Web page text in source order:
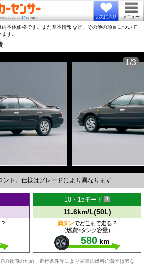
お気に入り メニュー
本体価格です。また基本情報など、その他の項目について
す。
ト。仕様はグレードにより異なります
1/3
10・15モード
11.6km/L(50L)
満タンでどこまで走る？
（燃費×タンク容量）
580 km
の数値のため、走行条件等により実際の燃料消費率は異な